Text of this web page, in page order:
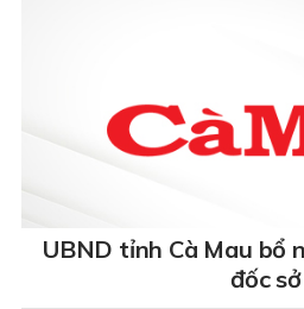
UBND tỉnh Cà Mau bổ
đốc sở